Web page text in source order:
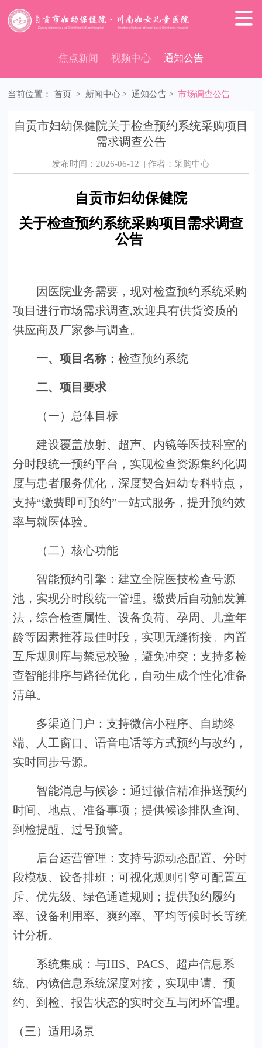

焦点新闻 视频中心 通知公告
当前位置： 首页 > 新闻中心 > 通知公告 > 市场调查公告
自贡市妇幼保健院关于检查预约系统采购项目
需求调查公告
发布时间：2026-06-12 | 作者：采购中心
自贡市妇幼保健院
关于检查预约系统采购项目 需求调查
公告
因医院业务需要，现对检查预约系统采购
项目 进行市场需求调查,欢迎具有供货资质的
供应商及厂家参与调查。
一、项目 名称： 检查预约系统
二、 项目 要求
（一）总体目标
建设覆盖放射、超声、内镜等医技科室的
分时段统一预约平台，实现检查资源集约化调
度与患者服务优化，深度契合妇幼专科特点，
支持“缴费即可预约”一站式服务，提升预约效
率与就医体验。
（二）核心功能
智能预约引擎：建立全院医技检查号源
池，实现分时段统一管理。缴费后自动触发算
法，综合检查属性、设备负荷、孕周、儿童年
龄等因素推荐最佳时段，实现无缝衔接。内置
互斥规则库与禁忌校验，避免冲突；支持多检
查智能排序与路径优化，自动生成个性化准备
清单。
多渠道门户：支持微信小程序、自助终
端、人工窗口、语音电话等方式预约与改约，
实时同步号源。
智能消息与候诊：通过微信精准推送预约
时间、地点、准备事项；提供候诊排队查询、
到检提醒、过号预警。
后台运营管理：支持号源动态配置、分时
段模板、设备排班；可视化规则引擎可配置互
斥、优先级、绿色通道规则；提供预约履约
率、设备利用率、爽约率、平均等候时长等统
计分析。
系统集成：与HIS、PACS、超声信息系
统、内镜信息系统深度对接，实现申请、预
约、到检、报告状态的实时交互与闭环管理。
（三） 适用场景